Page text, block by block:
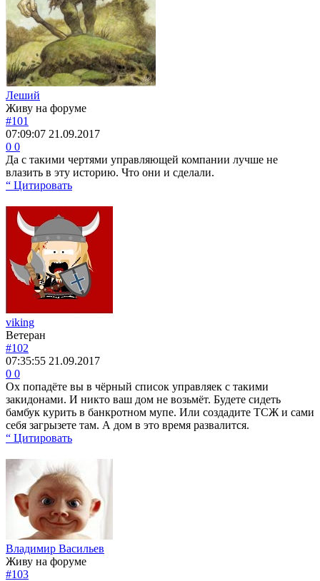
Леший
Живу на форуме
#101
07:09:07 21.09.2017
0 0
Да с такими чертями управляющей компании лучше не
влазить в эту историю. Что они и сделали.
“ Цитировать
viking
Ветеран
#102
07:35:55 21.09.2017
0 0
Ох попадёте вы в чёрный список управляек с такими
закидонами. И никто ваш дом не возьмёт. Будете сидеть
бамбук курить в банкротном мупе. Или создадите ТСЖ и сами
себя загрызете там. А дом в это время развалится.
“ Цитировать
Владимир Васильев
Живу на форуме
#103